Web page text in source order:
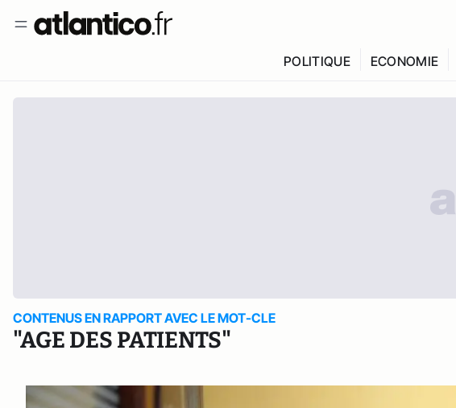
POLITIQUE ECONOMIE
CONTENUS EN RAPPORT AVEC LE MOT-CLE
"AGE DES PATIENTS"